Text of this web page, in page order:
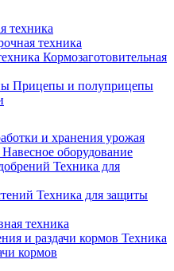
техника
техника
Кормозаготовительная
Прицепы и полуприцепы
и хранения урожая
Навесное оборудование
Техника для
Техника для защиты
техника
Техника
кормов